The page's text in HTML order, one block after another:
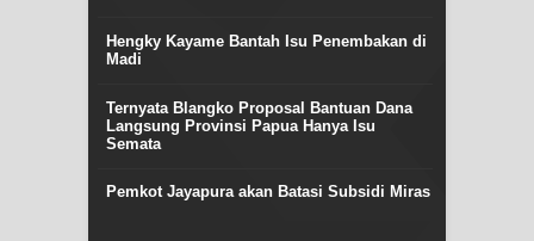
Hengky Kayame Bantah Isu Penembakan di
Madi
Ternyata Blangko Proposal Bantuan Dana
Langsung Provinsi Papua Hanya Isu
Semata
Pemkot Jayapura akan Batasi Subsidi Miras